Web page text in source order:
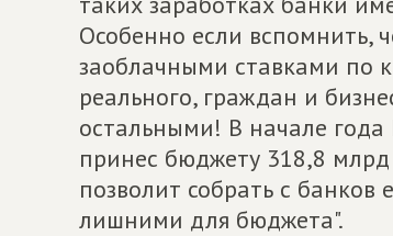
Особенно если вспомнить,
заоблачными ставками по
реального, граждан и
остальными! В начале
принес бюджету 318,8
позволит собрать с банков
лишними для бюджета".